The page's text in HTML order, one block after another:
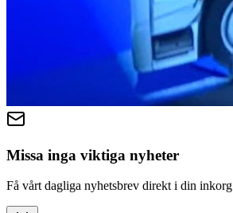
Missa inga viktiga nyheter
Få vårt dagliga nyhetsbrev direkt i din inkorg